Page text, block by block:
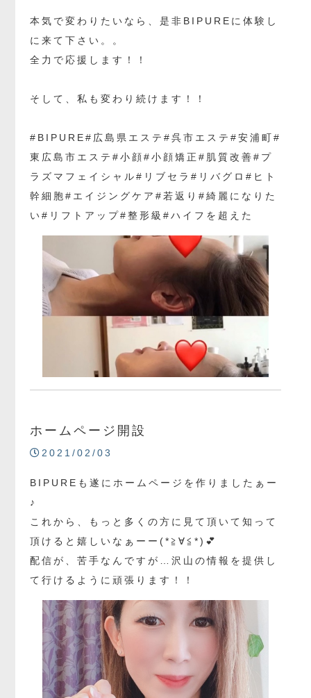
本気で変わりたいなら、是非BIPUREに体験し
に来て下さい。。
全力で応援します！！
そして、私も変わり続けます！！
#BIPURE#広島県エステ#呉市エステ#安浦町#
東広島市エステ#小顔#小顔矯正#肌質改善#プ
ラズマフェイシャル#リブセラ#リバグロ#ヒト
幹細胞#エイジングケア#若返り#綺麗になりた
い#リフトアップ#整形級#ハイフを超えた
ホームページ開設
2021/02/03
BIPUREも遂にホームページを作りましたぁー
♪
これから、もっと多くの方に見て頂いて知って
頂けると嬉しいなぁーー(*≧∀≦*)💕
配信が、苦手なんですが…沢山の情報を提供し
て行けるように頑張ります！！